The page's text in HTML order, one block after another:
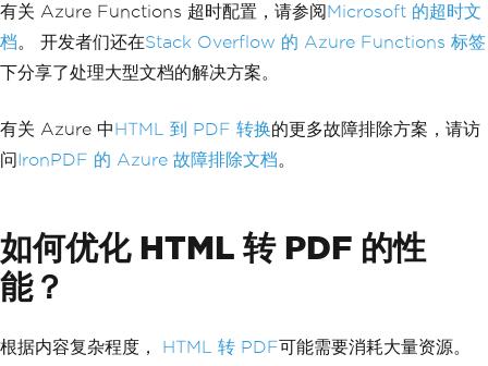
有关 Azure Functions 超时配置，请参阅Microsoft 的超时文
档。 开发者们还在Stack Overflow 的 Azure Functions 标签
下分享了处理大型文档的解决方案。
有关 Azure 中HTML 到 PDF 转换的更多故障排除方案，请访
问IronPDF 的 Azure 故障排除文档。
如何优化 HTML 转 PDF 的性
能？
根据内容复杂程度， HTML 转 PDF可能需要消耗大量资源。